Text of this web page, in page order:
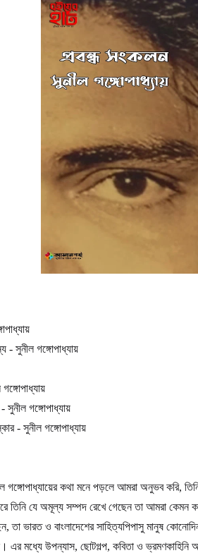
সুনীল গঙ্গোপাধ্যায়
গঙ্গোপাধ্যায়
- সুনীল গঙ্গোপাধ্যায়
গঙ্গোপাধ্যায়ের কথা মনে পড়লে আমরা অনুভব করি,
তিনি যে অমূল্য সম্পদ রেখে গেছেন তা আমরা কেমন
তা ভারত ও বাংলাদেশের সাহিত্যপিপাসু মানুষ
এর মধ্যে উপন্যাস, ছোটগল্প, কবিতা ও ভ্রমণকাহিনি